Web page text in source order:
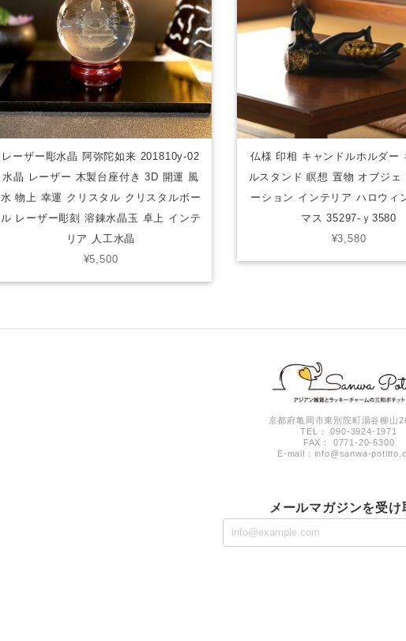
レーザー彫水晶 阿弥陀如来 201810y-02
水晶 レーザー 木製台座付き 3D 開運 風
水 物上 幸運 クリスタル クリスタルボー
ル レーザー彫刻 溶錬水晶玉 卓上 インテ
リア 人工水晶
¥5,500
仏様 印相 キャンドルホルダー
ルスタンド 瞑想 置物 オブジェ
ーション インテリア ハロウィ
マス 35297-ｙ3580
¥3,580
京都府亀岡市東別院町湯谷柳山
TEL： 090-3924-1971
FAX： 0771-20-6300
E-mail： info@sanwa-
メールマガジンを受け